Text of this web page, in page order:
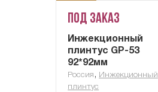
Под заказ
Инжекционный
плинтус GP-53
92*92мм
Россия , Инжекционный
плинтус